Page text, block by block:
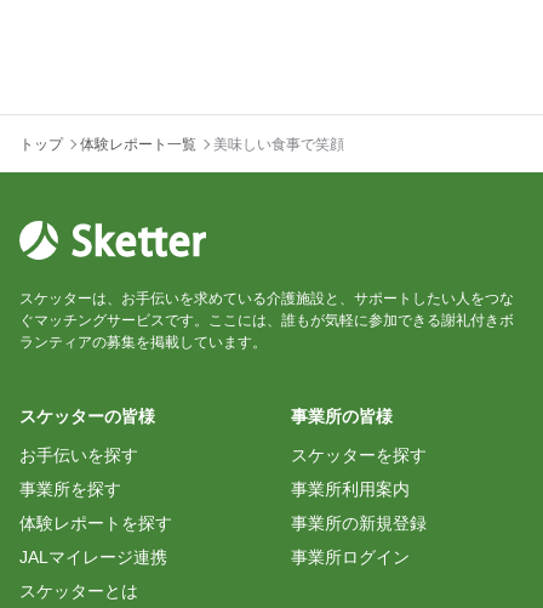
トップ 体験レポート一覧 美味しい食事で笑顔
スケッターは、お手伝いを求めている介護施設と、サポートしたい人をつな
ぐマッチングサービスです。ここには、誰もが気軽に参加できる謝礼付きボ
ランティアの募集を掲載しています。
スケッターの皆様
お手伝いを探す
事業所を探す
体験レポートを探す
JALマイレージ連携
スケッターとは
事業所の皆様
スケッターを探す
事業所利用案内
事業所の新規登録
事業所ログイン